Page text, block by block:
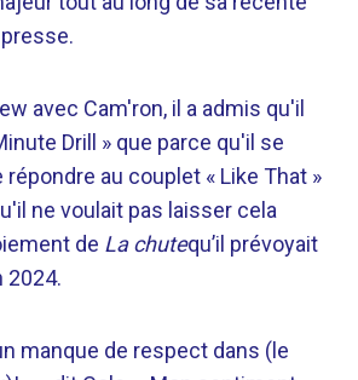
avec Cam'ron, il a admis qu'il
Drill » que parce qu'il se
au couplet « Like That »
ne voulait pas laisser cela
de La chutequ’il prévoyait
2024.
manque de respect dans (le